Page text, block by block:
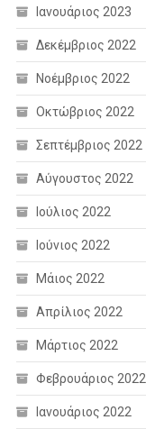
Ιανουάριος 2023
Δεκέμβριος 2022
Νοέμβριος 2022
Οκτώβριος 2022
Σεπτέμβριος 2022
Αύγουστος 2022
Ιούλιος 2022
Ιούνιος 2022
Μάιος 2022
Απρίλιος 2022
Μάρτιος 2022
Φεβρουάριος 2022
Ιανουάριος 2022